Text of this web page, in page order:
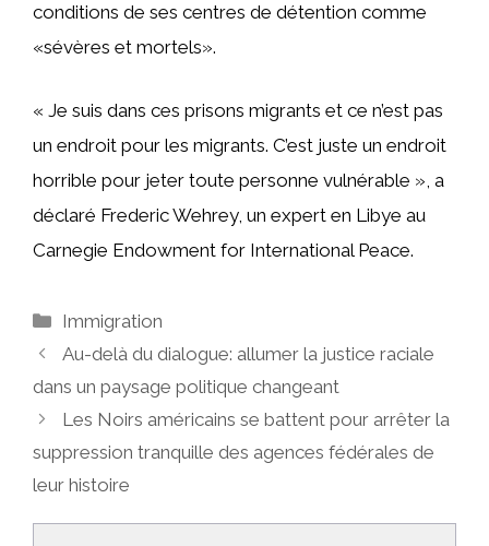
conditions de ses centres de détention comme
«sévères et mortels».
« Je suis dans ces prisons migrants et ce n’est pas
un endroit pour les migrants. C’est juste un endroit
horrible pour jeter toute personne vulnérable », a
déclaré Frederic Wehrey, un expert en Libye au
Carnegie Endowment for International Peace.
Catégories
Immigration
Au-delà du dialogue: allumer la justice raciale
dans un paysage politique changeant
Les Noirs américains se battent pour arrêter la
suppression tranquille des agences fédérales de
leur histoire